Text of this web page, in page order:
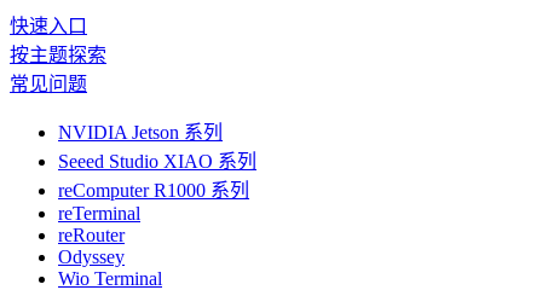
快速入口
按主题探索
常见问题
NVIDIA Jetson 系列
Seeed Studio XIAO 系列
reComputer R1000 系列
reTerminal
reRouter
Odyssey
Wio Terminal